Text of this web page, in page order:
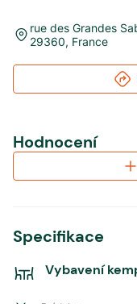
rue des Grandes
29360, France
Hodnocení
Specifikace
Vybavení